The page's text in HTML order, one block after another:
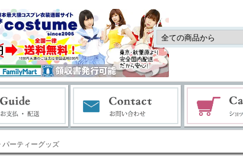
パーティーグッズ